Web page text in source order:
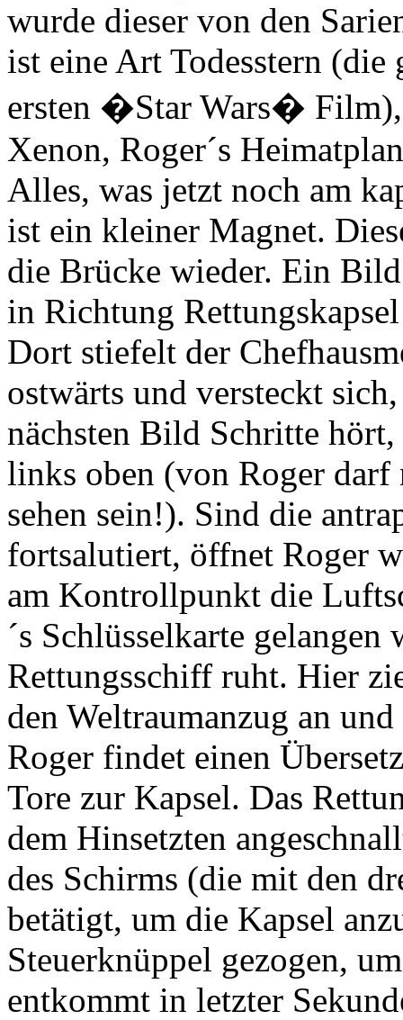
wurde dieser von den
ist eine Art Todesstern (die
ersten �Star Wars�
Xenon, Roger´s
Alles, was jetzt noch am
ist ein kleiner Magnet.
die Brücke wieder. Ein
in Richtung
Dort stiefelt der
ostwärts und versteckt
nächsten Bild Schritte
links oben (von Roger
sehen sein!). Sind die
fortsalutiert, öffnet Roger
am Kontrollpunkt die
´s Schlüsselkarte
Rettungsschiff ruht. Hier
den Weltraumanzug an
Roger findet einen
Tore zur Kapsel. Das
dem Hinsetzten
des Schirms (die mit den
betätigt, um die Kapsel
Steuerknüppel gezogen,
entkommt in letzter